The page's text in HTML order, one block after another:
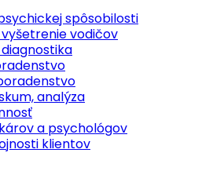
spôsobilosti
vodičov
analýza
a psychológov
klientov